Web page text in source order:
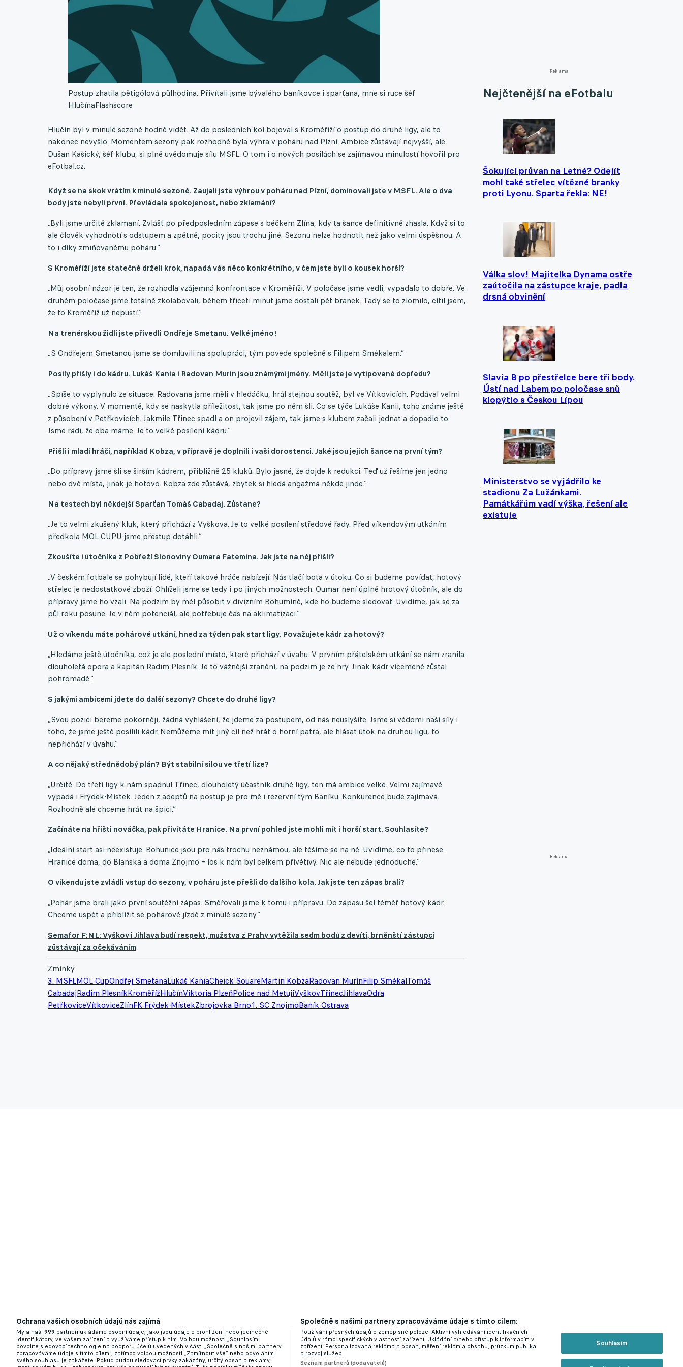
Reklama
Nejčtenější na eFotbalu
Šokující průvan na Letné? Odejít
mohl také střelec vítězné branky
proti Lyonu. Sparta řekla: NE!
Válka slov! Majitelka Dynama ostře
zaútočila na zástupce kraje, padla
drsná obvinění
Slavia B po přestřelce bere tři body.
Ústí nad Labem po poločase snů
klopýtlo s Českou Lípou
Ministerstvo se vyjádřilo ke
stadionu Za Lužánkami.
Památkářům vadí výška, řešení ale
existuje
Reklama
Postup zhatila pětigólová půlhodina. Přivítali jsme bývalého baníkovce i sparťana, mne si ruce šéf
HlučínaFlashscore
Hlučín byl v minulé sezoně hodně vidět. Až do posledních kol bojoval s Kroměříží o postup do druhé ligy, ale to
nakonec nevyšlo. Momentem sezony pak rozhodně byla výhra v poháru nad Plzní. Ambice zůstávají nejvyšší, ale
Dušan Kašický, šéf klubu, si plně uvědomuje sílu MSFL. O tom i o nových posilách se zajímavou minulostí hovořil pro
eFotbal.cz.
Když se na skok vrátím k minulé sezoně. Zaujali jste výhrou v poháru nad Plzní, dominovali jste v MSFL. Ale o dva
body jste nebyli první. Převládala spokojenost, nebo zklamání?
„Byli jsme určitě zklamaní. Zvlášť po předposledním zápase s béčkem Zlína, kdy ta šance definitivně zhasla. Když si to
ale člověk vyhodnotí s odstupem a zpětně, pocity jsou trochu jiné. Sezonu nelze hodnotit než jako velmi úspěšnou. A
to i díky zmiňovanému poháru.“
S Kroměříží jste statečně drželi krok, napadá vás něco konkrétního, v čem jste byli o kousek horší?
„Můj osobní názor je ten, že rozhodla vzájemná konfrontace v Kroměříži. V poločase jsme vedli, vypadalo to dobře. Ve
druhém poločase jsme totálně zkolabovali, během třiceti minut jsme dostali pět branek. Tady se to zlomilo, cítil jsem,
že to Kroměříž už nepustí.“
Na trenérskou židli jste přivedli Ondřeje Smetanu. Velké jméno!
„S Ondřejem Smetanou jsme se domluvili na spolupráci, tým povede společně s Filipem Smékalem.“
Posily přišly i do kádru. Lukáš Kania i Radovan Murin jsou známými jmény. Měli jste je vytipované dopředu?
„Spíše to vyplynulo ze situace. Radovana jsme měli v hledáčku, hrál stejnou soutěž, byl ve Vítkovicích. Podával velmi
dobré výkony. V momentě, kdy se naskytla příležitost, tak jsme po něm šli. Co se týče Lukáše Kanii, toho známe ještě
z působení v Petřkovicích. Jakmile Třinec spadl a on projevil zájem, tak jsme s klubem začali jednat a dopadlo to.
Jsme rádi, že oba máme. Je to velké posílení kádru.“
Přišli i mladí hráči, například Kobza, v přípravě je doplnili i vaši dorostenci. Jaké jsou jejich šance na první tým?
„Do přípravy jsme šli se širším kádrem, přibližně 25 kluků. Bylo jasné, že dojde k redukci. Teď už řešíme jen jedno
nebo dvě místa, jinak je hotovo. Kobza zde zůstává, zbytek si hledá angažmá někde jinde.“
Na testech byl někdejší Sparťan Tomáš Cabadaj. Zůstane?
„Je to velmi zkušený kluk, který přichází z Vyškova. Je to velké posílení středové řady. Před víkendovým utkáním
předkola MOL CUPU jsme přestup dotáhli.“
Zkoušíte i útočníka z Pobřeží Slonoviny Oumara Fatemina. Jak jste na něj přišli?
„V českém fotbale se pohybují lidé, kteří takové hráče nabízejí. Nás tlačí bota v útoku. Co si budeme povídat, hotový
střelec je nedostatkové zboží. Ohlíželi jsme se tedy i po jiných možnostech. Oumar není úplně hrotový útočník, ale do
přípravy jsme ho vzali. Na podzim by měl působit v divizním Bohumíně, kde ho budeme sledovat. Uvidíme, jak se za
půl roku posune. Je v něm potenciál, ale potřebuje čas na aklimatizaci.“
Už o víkendu máte pohárové utkání, hned za týden pak start ligy. Považujete kádr za hotový?
„Hledáme ještě útočníka, což je ale poslední místo, které přichází v úvahu. V prvním přátelském utkání se nám zranila
dlouholetá opora a kapitán Radim Plesník. Je to vážnější zranění, na podzim je ze hry. Jinak kádr víceméně zůstal
pohromadě.“
S jakými ambicemi jdete do další sezony? Chcete do druhé ligy?
„Svou pozici bereme pokorněji, žádná vyhlášení, že jdeme za postupem, od nás neuslyšíte. Jsme si vědomi naší síly i
toho, že jsme ještě posílili kádr. Nemůžeme mít jiný cíl než hrát o horní patra, ale hlásat útok na druhou ligu, to
nepřichází v úvahu.“
A co nějaký střednědobý plán? Být stabilní silou ve třetí lize?
„Určitě. Do třetí ligy k nám spadnul Třinec, dlouholetý účastník druhé ligy, ten má ambice velké. Velmi zajímavě
vypadá i Frýdek-Místek. Jeden z adeptů na postup je pro mě i rezervní tým Baníku. Konkurence bude zajímavá.
Rozhodně ale chceme hrát na špici.“
Začínáte na hřišti nováčka, pak přivítáte Hranice. Na první pohled jste mohli mít i horší start. Souhlasíte?
„Ideální start asi neexistuje. Bohunice jsou pro nás trochu neznámou, ale těšíme se na ně. Uvidíme, co to přinese.
Hranice doma, do Blanska a doma Znojmo – los k nám byl celkem přívětivý. Nic ale nebude jednoduché.“
O víkendu jste zvládli vstup do sezony, v poháru jste přešli do dalšího kola. Jak jste ten zápas brali?
„Pohár jsme brali jako první soutěžní zápas. Směřovali jsme k tomu i přípravu. Do zápasu šel téměř hotový kádr.
Chceme uspět a přiblížit se pohárové jízdě z minulé sezony.“
Semafor F:NL: Vyškov i Jihlava budí respekt, mužstva z Prahy vytěžila sedm bodů z devíti, brněnští zástupci
zůstávají za očekáváním
Zmínky
3. MSFLMOL CupOndřej SmetanaLukáš KaniaCheick SouareMartin KobzaRadovan MurínFilip SmékalTomáš
CabadajRadim PlesníkKroměřížHlučínViktoria PlzeňPolice nad MetujiVyškovTřinecJihlavaOdra
PetřkoviceVítkoviceZlínFK Frýdek-MístekZbrojovka Brno1. SC ZnojmoBaník Ostrava
Ochrana vašich osobních údajů nás zajímá
My a naši 999 partneři ukládáme osobní údaje, jako jsou údaje o prohlížení nebo jedinečné
identifikátory, ve vašem zařízení a využíváme přístup k nim. Volbou možnosti „Souhlasím“
povolíte sledovací technologie na podporu účelů uvedených v části „Společně s našimi partnery
zpracováváme údaje s tímto cílem“, zatímco volbou možnosti „Zamítnout vše“ nebo odvoláním
svého souhlasu je zakážete. Pokud budou sledovací prvky zakázány, určitý obsah a reklamy,
Společně s našimi partnery zpracováváme údaje s tímto cílem:
Používání přesných údajů o zeměpisné poloze. Aktivní vyhledávání identifikačních
údajů v rámci specifických vlastností zařízení. Ukládání a/nebo přístup k informacím v
zařízení. Personalizovaná reklama a obsah, měření reklam a obsahu, průzkum publika
a rozvoj služeb.
Seznam partnerů (dodavatelů)
Souhlasím